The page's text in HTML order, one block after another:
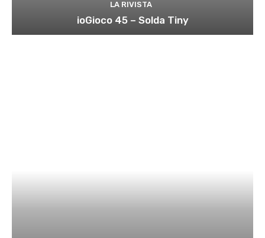
LA RIVISTA
ioGioco 45 – Solda Tiny